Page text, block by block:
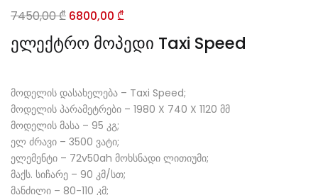
ელექტრო მოპედი Taxi Speed
7450,00₾ Original
price
was:
6800,00 ₾Current
is:
მოდელის დასახელება – Taxi Speed;
მოდელის პარამეტრები – 1980 X 740 X 1120 მმ
მოდელის მასა – 95 კგ;
ელ ძრავი – 3500 ვატი;
ელემენტი – 72v50ah მოხსნადი ლითიუმი;
მაქს. სიჩარე – 90 კმ/სთ;
მანძილი – 80-110 კმ;